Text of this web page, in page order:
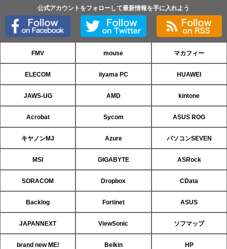
公式アカウントをフォローして最新情報を手に入れよう
FMV mouse マカフィー
ELECOM iiyama PC HUAWEI
JAWS-UG AMD kintone
Acrobat Sycom ASUS ROG
キヤノンMJ Azure パソコンSEVEN
MSI GIGABYTE ASRock
SORACOM Dropbox CData
Backlog Fortinet ASUS
JAPANNEXT ViewSonic ソフマップ
brand new ME! Belkin HP